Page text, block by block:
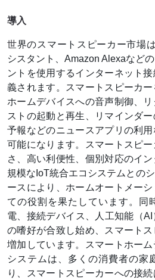
導入
世界のスマートスピーカー市場
シスタント、Amazon Alexaなど
ントを使用するインターネット
義されます。スマートスピーカ
ホームデバイスへの音声制御、
ストの起動と再生、リマインダ
予報などのニュースアプリの利
可能になります。スマートスピ
さ、高い利便性、個別対応のイ
規模なIoT統合エコシステムとの
ースにより、ホームオートメー
ての役割を果たしています。同
電、接続デバイス、人工知能（
の嗜好が合致し始め、スマート
増加しています。スマートホー
システムは、多くの消費者の家
り、スマートスピーカーへの接